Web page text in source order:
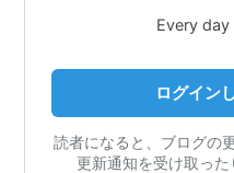
Every day
ログイン
読者になると、ブログの
更新通知を受け取った